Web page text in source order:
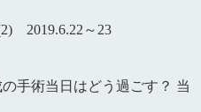
2019.6.22～23
手術当日はどう過ごす？ 当